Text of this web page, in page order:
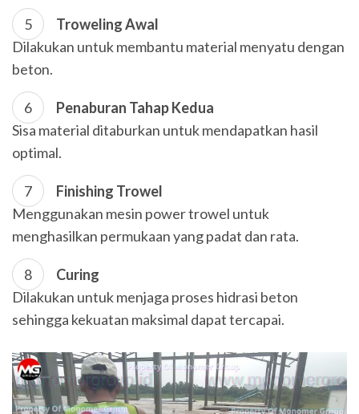
Troweling Awal
Dilakukan untuk membantu material menyatu dengan
beton.
Penaburan Tahap Kedua
Sisa material ditaburkan untuk mendapatkan hasil
optimal.
Finishing Trowel
Menggunakan mesin power trowel untuk
menghasilkan permukaan yang padat dan rata.
Curing
Dilakukan untuk menjaga proses hidrasi beton
sehingga kekuatan maksimal dapat tercapai.